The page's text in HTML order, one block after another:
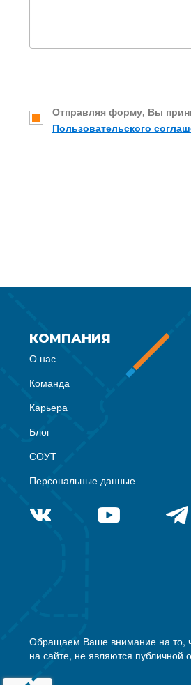
Отправляя форму, Вы
Пользовательского
КОМПАНИЯ
О нас
Команда
Карьера
Блог
СОУТ
Персональные данные
Обращаем Ваше внимание на то,
на сайте, не являются